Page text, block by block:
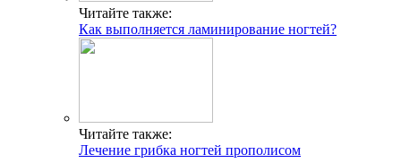
Читайте также:
Как выполняется ламинирование ногтей?
Читайте также:
Лечение грибка ногтей прополисом